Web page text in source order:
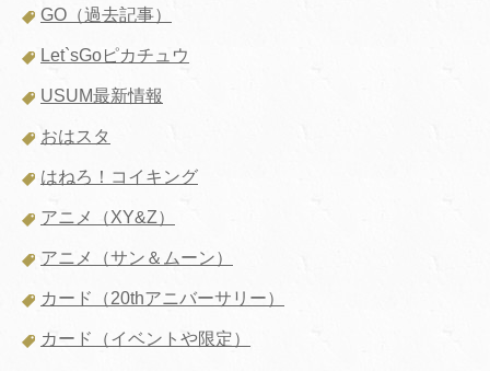
GO（過去記事）
Let`sGoピカチュウ
USUM最新情報
おはスタ
はねろ！コイキング
アニメ（XY&Z）
アニメ（サン＆ムーン）
カード（20thアニバーサリー）
カード（イベントや限定）